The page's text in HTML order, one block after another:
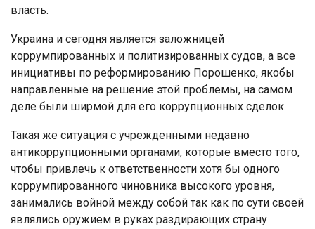
власть.
Украина и сегодня является заложницей
коррумпированных и политизированных судов, а все
инициативы по реформированию Порошенко, якобы
направленные на решение этой проблемы, на самом
деле были ширмой для его коррупционных сделок.
Такая же ситуация с учрежденными недавно
антикоррупционными органами, которые вместо того,
чтобы привлечь к ответственности хотя бы одного
коррумпированного чиновника высокого уровня,
занимались войной между собой так как по сути своей
являлись оружием в руках раздирающих страну